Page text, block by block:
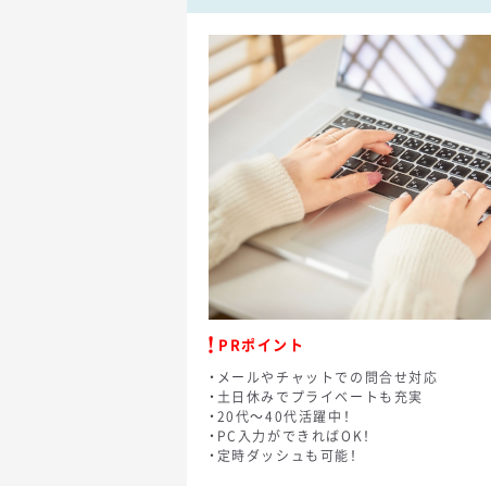
PRポイント
・メールやチャットでの問合せ対応
・土日休みでプライベートも充実
・20代～40代活躍中！
・PC入力ができればOK！
・定時ダッシュも可能！